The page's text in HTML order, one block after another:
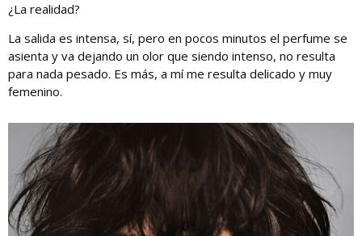
¿La realidad?
La salida es intensa, sí, pero en pocos minutos el perfume se
asienta y va dejando un olor que siendo intenso, no resulta
para nada pesado. Es más, a mí me resulta delicado y muy
femenino.